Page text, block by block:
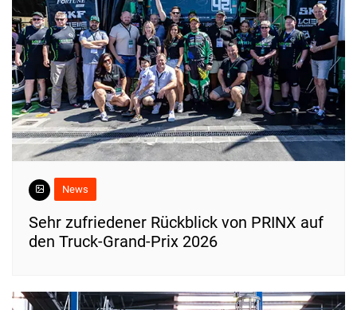
News
Sehr zufriedener Rückblick von PRINX auf
den Truck-Grand-Prix 2026